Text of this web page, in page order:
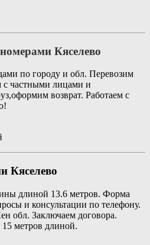
Кяселево
по городу и обл. Перевозим
с частными лицами и
возврат. Работаем с
Кяселево
длиной 13.6 метров. Форма
и консультации по телефону.
обл. Заключаем договора.
метров длиной.